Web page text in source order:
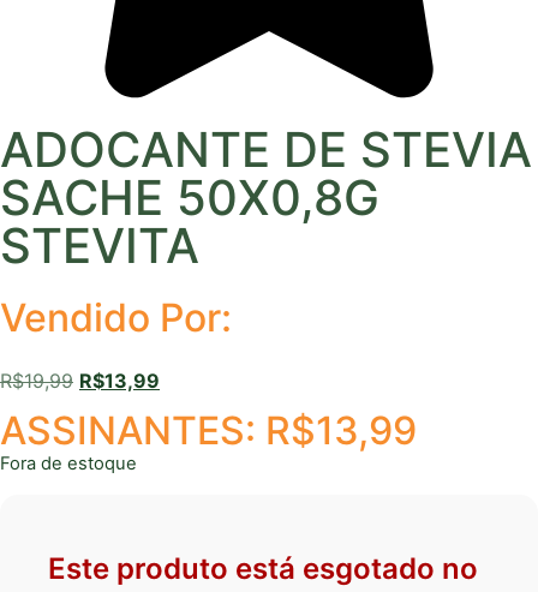
ADOCANTE DE STEVIA
SACHE 50X0,8G
STEVITA
Vendido Por:
R$19,99 R$13,99
ASSINANTES: R$13,99
Fora de estoque
Este produto está esgotado no